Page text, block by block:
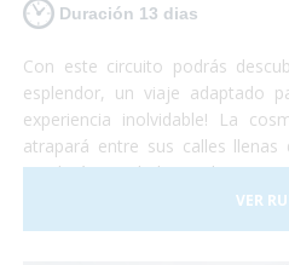
Duración 13 dias
Con este circuito podrás
esplendor, un viaje adaptado
experiencia inolvidable! La
atrapará entre sus calles
quedarás con la boca abierta
del Glaciar Perito Moreno, te
presencia de las ballenas a tu
VER